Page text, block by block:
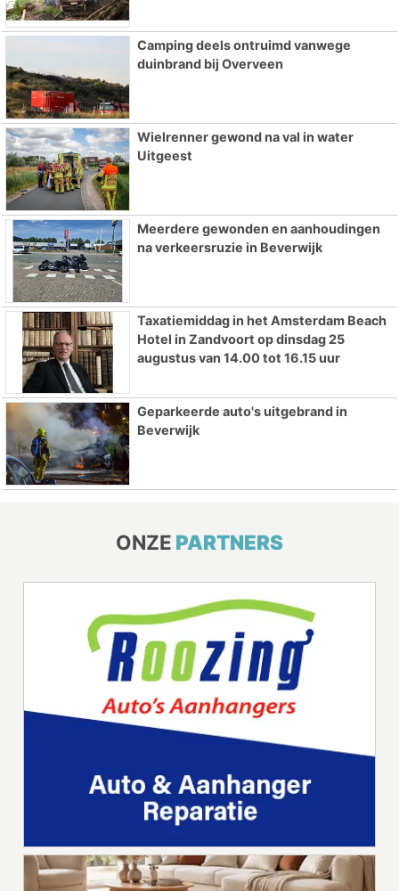
Camping deels ontruimd vanwege
duinbrand bij Overveen
Wielrenner gewond na val in water
Uitgeest
Meerdere gewonden en aanhoudingen
na verkeersruzie in Beverwijk
Taxatiemiddag in het Amsterdam Beach
Hotel in Zandvoort op dinsdag 25
augustus van 14.00 tot 16.15 uur
Geparkeerde auto's uitgebrand in
Beverwijk
ONZE PARTNERS